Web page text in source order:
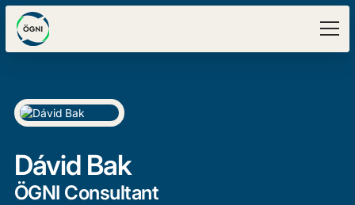
Dávid Bak
ÖGNI Consultant